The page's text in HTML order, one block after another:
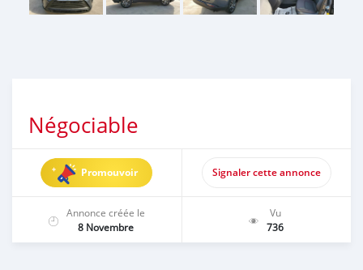
Négociable
Promouvoir Signaler cette annonce
Annonce créée le
8 Novembre
Vu
736